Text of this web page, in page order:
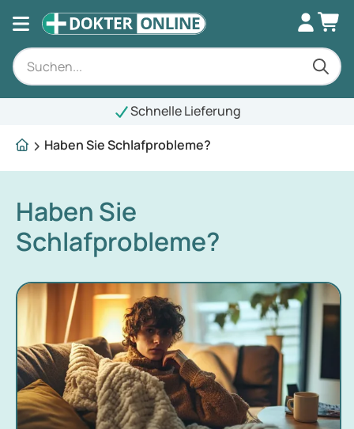
Schnelle Lieferung
Haben Sie Schlafprobleme?
Haben Sie
Schlafprobleme?